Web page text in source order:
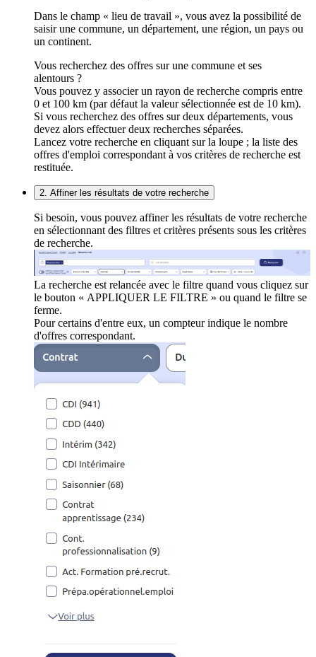
Dans le champ « lieu de travail », vous avez la possibilité de
saisir une commune, un département, une région, un pays ou
un continent.
Vous recherchez des offres sur une commune et ses
alentours ?
Vous pouvez y associer un rayon de recherche compris entre
0 et 100 km (par défaut la valeur sélectionnée est de 10 km).
Si vous recherchez des offres sur deux départements, vous
devez alors effectuer deux recherches séparées.
Lancez votre recherche en cliquant sur la loupe ; la liste des
offres d'emploi correspondant à vos critères de recherche est
restituée.
2. Affiner les résultats de votre recherche
Si besoin, vous pouvez affiner les résultats de votre recherche
en sélectionnant des filtres et critères présents sous les critères
de recherche.
La recherche est relancée avec le filtre quand vous cliquez sur
le bouton « APPLIQUER LE FILTRE » ou quand le filtre se
ferme.
Pour certains d'entre eux, un compteur indique le nombre
d'offres correspondant.